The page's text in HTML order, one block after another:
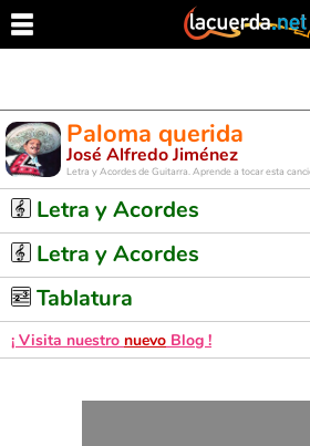
Paloma querida
José Alfredo Jiménez
Letra y Acordes de Guitarra. Aprende a tocar esta
Letra y Acordes
Letra y Acordes
Tablatura
¡ Visita nuestro nuevo Blog !